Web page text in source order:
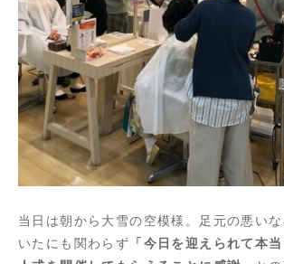
当日は朝から大雪の空模様。足元の悪い
いたにも関わらず 「今日を迎えられて本